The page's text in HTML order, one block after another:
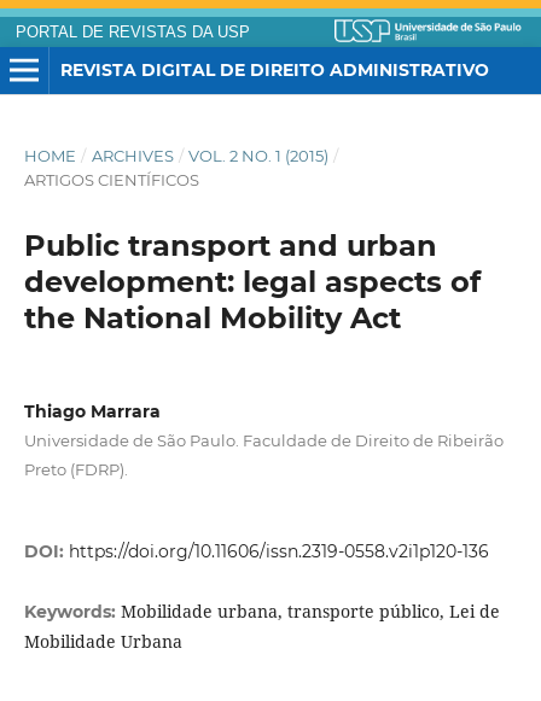
PORTAL DE REVISTAS DA USP
REVISTA DIGITAL DE DIREITO ADMINISTRATIVO
HOME / ARCHIVES / VOL. 2 NO. 1 (2015) /
ARTIGOS CIENTÍFICOS
Public transport and urban
development: legal aspects of
the National Mobility Act
Thiago Marrara
Universidade de São Paulo. Faculdade de Direito de Ribeirão
Preto (FDRP).
DOI: https://doi.org/10.11606/issn.2319-0558.v2i1p120-136
Keywords: Mobilidade urbana, transporte público, Lei de
Mobilidade Urbana